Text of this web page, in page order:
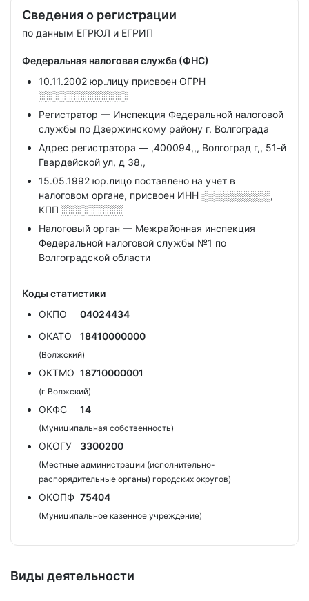
Сведения о регистрации
по данным ЕГРЮЛ и ЕГРИП
Федеральная налоговая служба (ФНС)
10.11.2002 юр.лицу присвоен ОГРН
░░░░░░░░░░░░░
Регистратор — Инспекция Федеральной налоговой
службы по Дзержинскому району г. Волгограда
Адрес регистратора — ,400094,,, Волгоград г,, 51-й
Гвардейской ул, д 38,,
15.05.1992 юр.лицо поставлено на учет в
налоговом органе, присвоен ИНН ░░░░░░░░░░,
КПП ░░░░░░░░░
Налоговый орган — Межрайонная инспекция
Федеральной налоговой службы №1 по
Волгоградской области
Коды статистики
ОКПО
04024434
ОКАТО
18410000000
(Волжский)
ОКТМО 18710000001
(г Волжский)
ОКФС 14
(Муниципальная собственность)
ОКОГУ 3300200
(Местные администрации (исполнительно-
распорядительные органы) городских округов)
ОКОПФ 75404
(Муниципальное казенное учреждение)
Виды деятельности